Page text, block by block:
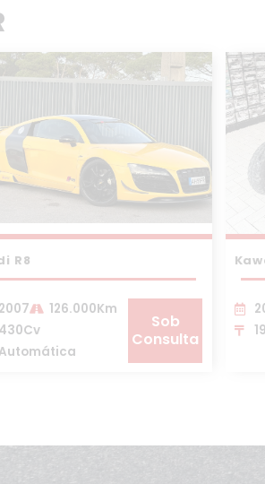
R8
2007
126.000Km
430Cv
Sob
Consulta